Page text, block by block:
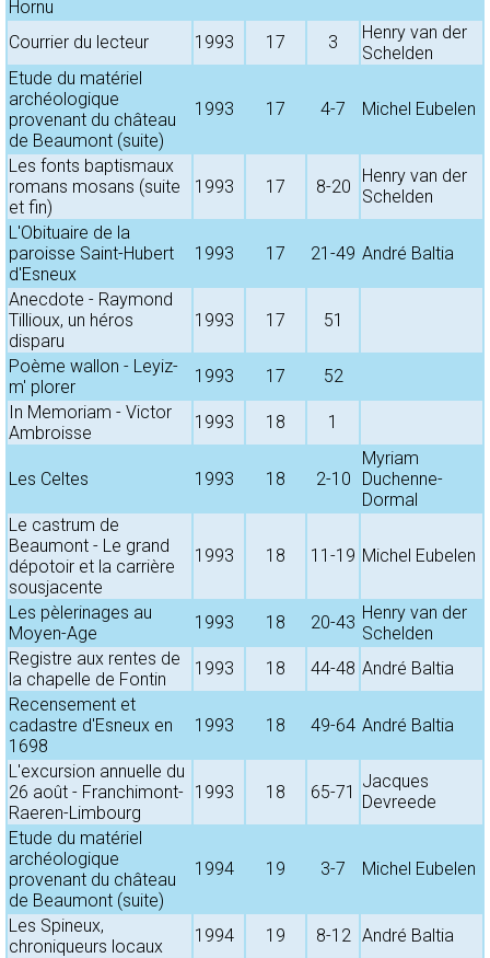
Hornu
Courrier du lecteur 1993 17 3
Henry van der
Schelden
Etude du matériel
archéologique
provenant du château
de Beaumont (suite)
1993 17 4-7 Michel Eubelen
Les fonts baptismaux
romans mosans (suite
et fin)
1993 17 8-20
Henry van der
Schelden
L'Obituaire de la
paroisse Saint-Hubert
d'Esneux
1993 17 21-49 André Baltia
Anecdote - Raymond
Tillioux, un héros
disparu
1993 17 51
Poème wallon - Leyiz-
m' plorer
1993 17
52
In Memoriam - Victor
Ambroisse
1993 18 1
Les Celtes 1993 18 2-10
Myriam
Duchenne-
Dormal
Le castrum de
Beaumont - Le grand
dépotoir et la carrière
sousjacente
1993 18 11-19 Michel Eubelen
Les pèlerinages au
Moyen-Age
1993 18 20-43 Henry van der
Schelden
Registre aux rentes de
la chapelle de Fontin
1993 18 44-48 André Baltia
Recensement et
cadastre d'Esneux en
1698
1993 18 49-64 André Baltia
L'excursion annuelle du
26 août - Franchimont-
Raeren-Limbourg
1993 18 65-71
Jacques
Devreede
Etude du matériel
archéologique
provenant du château
de Beaumont (suite)
1994 19 3-7 Michel Eubelen
Les Spineux,
chroniqueurs locaux
1994 19 8-12 André Baltia